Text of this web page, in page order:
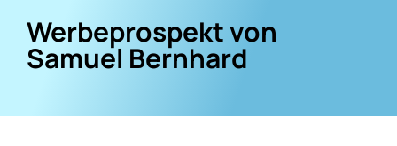
Werbeprospekt von
Samuel Bernhard